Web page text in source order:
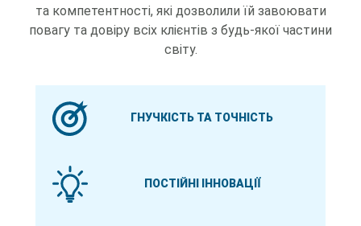
та компетентності, які дозволили їй завоювати
повагу та довіру всіх клієнтів з будь-якої частини
світу.
ГНУЧКІСТЬ ТА ТОЧНІСТЬ
ПОСТІЙНІ ІННОВАЦІЇ